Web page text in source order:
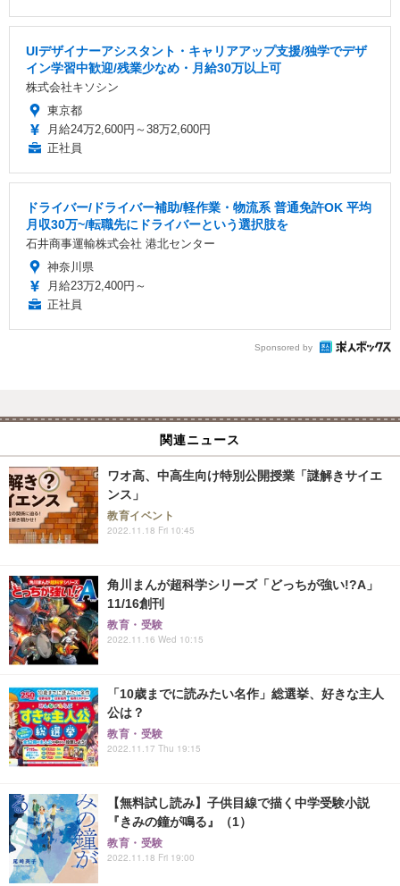
UIデザイナーアシスタント・キャリアアップ支援/独学でデザ
イン学習中歓迎/残業少なめ・月給30万以上可
株式会社キソシン
東京都
月給24万2,600円～38万2,600円
正社員
ドライバー/ドライバー補助/軽作業・物流系 普通免許OK 平均
月収30万~/転職先にドライバーという選択肢を
石井商事運輸株式会社 港北センター
神奈川県
月給23万2,400円～
正社員
Sponsored by
関連ニュース
ワオ高、中高生向け特別公開授業「謎解きサイエ
ンス」
教育イベント
2022.11.18 Fri 10:45
角川まんが超科学シリーズ「どっちが強い!?A」
11/16創刊
教育・受験
2022.11.16 Wed 10:15
「10歳までに読みたい名作」総選挙、好きな主人
公は？
教育・受験
2022.11.17 Thu 19:15
【無料試し読み】子供目線で描く中学受験小説
『きみの鐘が鳴る』（1）
教育・受験
2022.11.18 Fri 19:00